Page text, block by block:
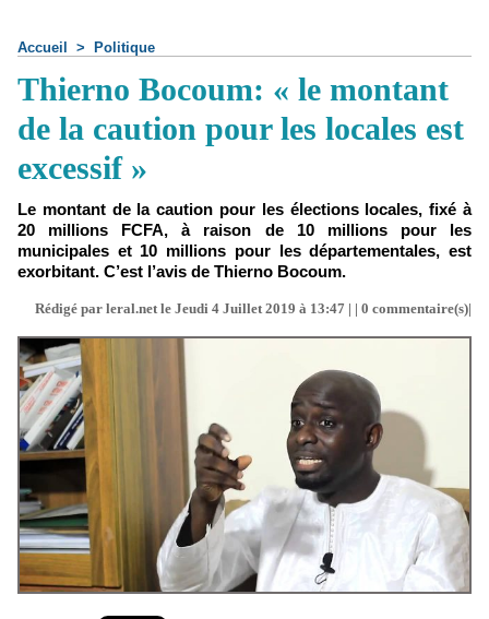
Accueil > Politique
Thierno Bocoum: « le montant
de la caution pour les locales est
excessif »
Le montant de la caution pour les élections locales, fixé à
20 millions FCFA, à raison de 10 millions pour les
municipales et 10 millions pour les départementales, est
exorbitant. C’est l’avis de Thierno Bocoum.
Rédigé par leral.net le Jeudi 4 Juillet 2019 à 13:47 | | 0 commentaire(s)|